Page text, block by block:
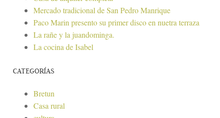
Mercado tradicional de San Pedro Manrique
Paco Marin presento su primer disco en nuetra terraza
La rañe y la juandominga.
La cocina de Isabel
CATEGORÍAS
Bretun
Casa rural